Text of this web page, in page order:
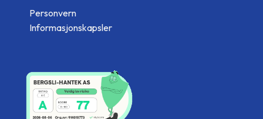
Personvern
Informasjonskapsler